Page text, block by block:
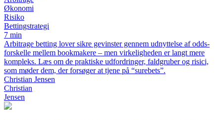
Økonomi
Risiko
Bettingstrategi
7 min
Arbitrage betting lover sikre gevinster gennem udnyttelse af odds-
forskelle mellem bookmakere – men virkeligheden er langt mere
kompleks. Læs om de praktiske udfordringer, faldgruber og risici,
som møder dem, der forsøger at tjene på “surebets”.
Christian Jensen
Christian
Jensen